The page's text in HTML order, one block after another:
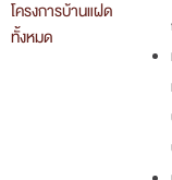
โครงการบ้านแฝด
ทั้งหมด